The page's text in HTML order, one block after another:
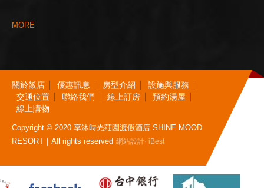
MORE
關於飯店 優惠訊息 房型介紹 設施與服務
交通位置 聯絡我們 線 上訂房 預約湯屋
線 上購物
Copyright © 2020 享沐時光莊園渡假酒店 SHINE MOOD
RESORT｜All rights reserved 網站設計‧ iBest